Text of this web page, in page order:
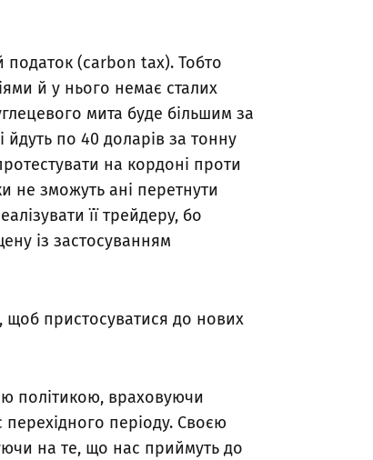
податок (carbon tax). Тобто
й у нього немає сталих
мита буде більшим за
йдуть по 40 доларів за тонну
на кордоні проти
не зможуть ані перетнути
її трейдеру, бо
із застосуванням
щоб пристосуватися до нових
політикою, враховуючи
періоду. Своєю
на те, що нас приймуть до